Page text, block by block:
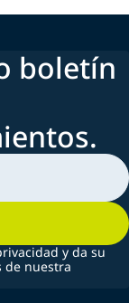
boletín
y da su
de nuestra